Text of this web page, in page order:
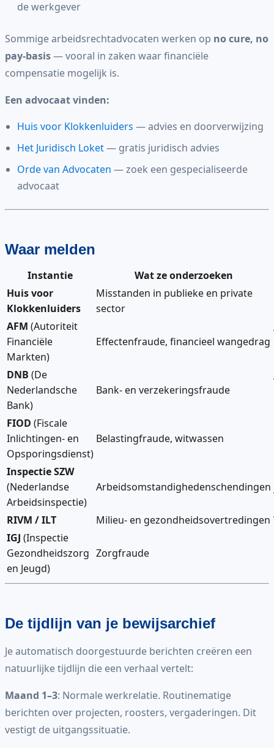
de werkgever
Sommige arbeidsrechtadvocaten werken op no cure, no
pay-basis— vooral in zaken waar financiële
compensatie mogelijk is.
Een advocaat vinden:
Huis voor Klokkenluiders — advies en doorverwijzing
Het Juridisch Loket— gratis juridisch advies
Orde van Advocaten — zoek een gespecialiseerde
advocaat
Waar melden
Instantie
Wat ze onderzoeken
Huis voor
Klokkenluiders
Misstanden in publieke en private
sector
AFM (Autoriteit
Financiële
Markten)
Effectenfraude, financieel wangedrag
DNB (De
Nederlandsche
Bank)
Bank- en verzekeringsfraude
FIOD (Fiscale
Inlichtingen- en
Opsporingsdienst)
Belastingfraude, witwassen
Inspectie SZW
(Nederlandse
Arbeidsinspectie)
Arbeidsomstandighedenschendingen
RIVM / ILT
Milieu- en gezondheidsovertredingen
IGJ (Inspectie
Gezondheidszorg
en Jeugd)
Zorgfraude
De tijdlijn van je bewijsarchief
Je automatisch doorgestuurde berichten creëren een
natuurlijke tijdlijn die een verhaal vertelt:
Maand 1–3: Normale werkrelatie. Routinematige
berichten over projecten, roosters, vergaderingen. Dit
vestigt de uitgangssituatie.